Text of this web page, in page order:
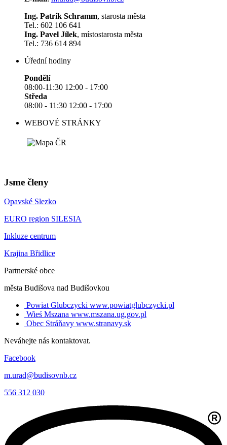
Ing. Patrik Schramm, starosta města
Tel.: 602 106 641
Ing. Pavel Jílek, místostarosta města
Tel.: 736 614 894
Úřední hodiny
Pondělí
08:00-11:30 12:00 - 17:00
Středa
08:00 - 11:30 12:00 - 17:00
WEBOVÉ STRÁNKY
Jsme členy
Opavské Slezko
EURO region SILESIA
Inkluze centrum
Krajina Břidlice
Partnerské obce
města Budišova nad Budišovkou
Powiat Glubczycki www.powiatglubczycki.pl
Wieś Mszana www.mszana.ug.gov.pl
Obec Stráňavy www.stranavy.sk
Neváhejte nás kontaktovat.
Facebook
m.urad@budisovnb.cz
556 312 030